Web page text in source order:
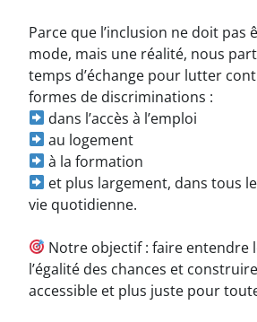
Parce que l’inclusion ne doit pas
mode, mais une réalité, nous
temps d’échange pour lutter
formes de discriminations :
dans l’accès à l’emploi
au logement
à la formation
et plus largement, dans tous
vie quotidienne.
Notre objectif : faire entendre
l’égalité des chances et
accessible et plus juste pour